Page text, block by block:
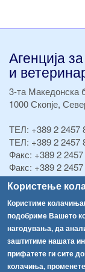
Користење
Користиме
подобриме Вашето
нагодувања, да
заштитиме нашата
прифатете ги сите
колачиња, променете
Агенција
и
3-та Македонска
1000 Скопје,
ТЕЛ: +389 2 2457
ТЕЛ: +389 2 2457
Факс: +389 2
Факс: +389 2 2457
info@fva.gov.mk
[АХВ-претходна
Република Бугарија ги засили официјалните контроли при увоз на свежо овошје и зеленчук
Високите температури ризик од труење со храна, опасни се и за животните